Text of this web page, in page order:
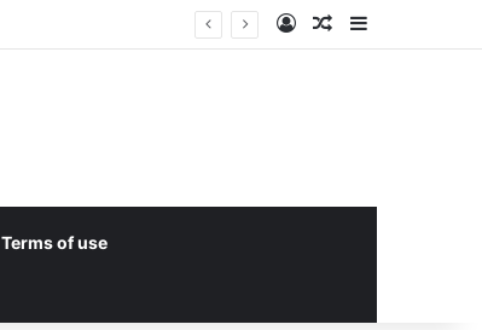
Log InRandom Article
Sidebar
Terms of use